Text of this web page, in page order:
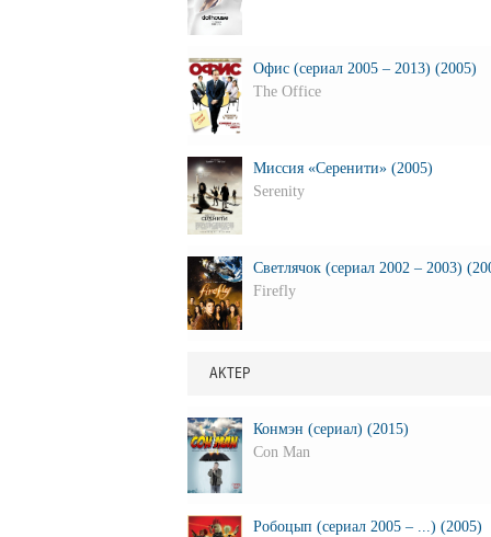
Офис (сериал 2005 – 2013) (2005)
The Office
Миссия «Серенити» (2005)
Serenity
Светлячок (сериал 2002 – 2003)
Firefly
АКТЕР
Конмэн (сериал) (2015)
Con Man
Робоцып (сериал 2005 – ...) (2005)